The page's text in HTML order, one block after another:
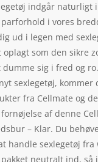
indgår naturligt
i vores
ud i legen med
som den sikre
sig i fred og
sexlegetøj, kommer
fra Cellmate og
af denne
– Klar. Du
handle sexlegetøj fra
neutralt ind, så